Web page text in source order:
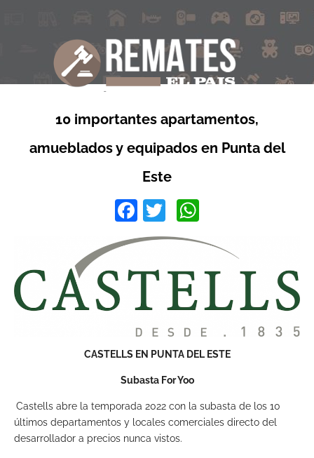
10 importantes apartamentos,
amueblados y equipados en Punta del
Este
Facebook
Twitter
CASTELLS EN PUNTA DEL ESTE
Subasta For Yoo
Castells abre la temporada 2022 con la subasta de los 10
últimos departamentos y locales comerciales directo del
desarrollador a precios nunca vistos.